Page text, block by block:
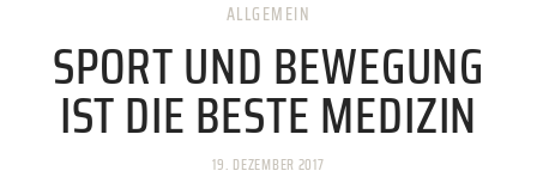
STANDORTE
PHYSIO & REHA
ALLGEMEIN
SPORT UND BEWEGUNG
IST DIE BESTE MEDIZIN
19. DEZEMBER 2017